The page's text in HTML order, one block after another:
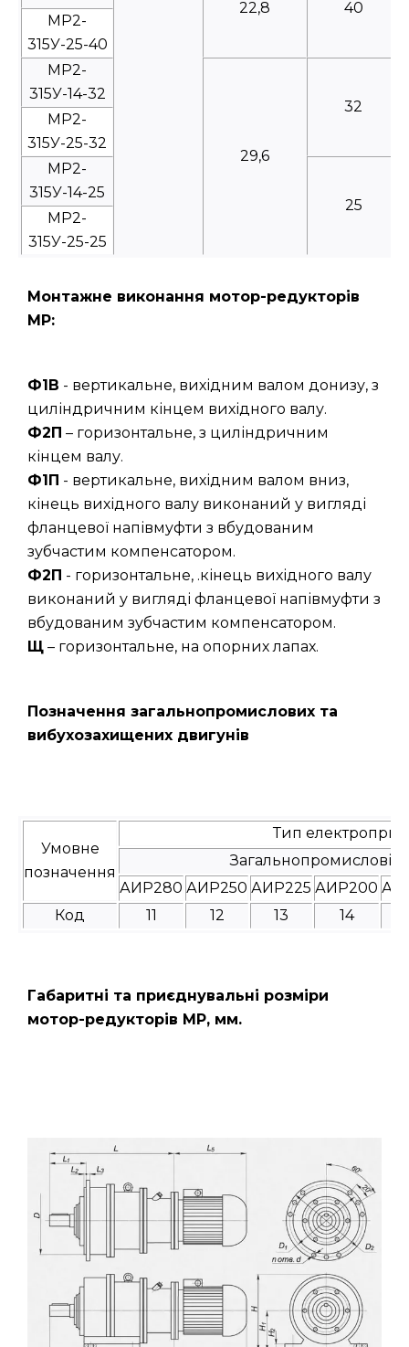
22,8 40
МР2-
315У-25-40
МР2-
315У-14-32
29,6
32
МР2-
315У-25-32
МР2-
315У-14-25
25
МР2-
315У-25-25
Монтажне виконання мотор-редукторів
МР:
Ф1В - вертикальне, вихідним валом донизу, з
циліндричним кінцем вихідного валу.
Ф2П – горизонтальне, з циліндричним
кінцем валу.
Ф1П - вертикальне, вихідним валом вниз,
кінець вихідного валу виконаний у вигляді
фланцевої напівмуфти з вбудованим
зубчастим компенсатором.
Ф2П - горизонтальне, .кінець вихідного валу
виконаний у вигляді фланцевої напівмуфти з
вбудованим зубчастим компенсатором.
Щ – горизонтальне, на опорних лапах.
Позначення загальнопромислових та
вибухозахищених двигунів
Умовне
позначення
Тип
Загальнопромислові
АИР280 АИР250 АИР225 АИР200
Код
11 12 13 14
Габаритні та приєднувальні розміри
мотор-редукторів МР, мм.